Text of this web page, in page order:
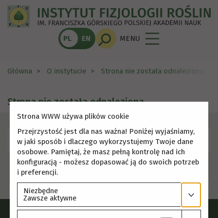
PL EN MENU
Główna O instytucie Strona nie została odnaleziona
Strona nie została odnaleziona
Skorzystaj z menu, aby wybrać inną stronę.
Strona WWW używa plików cookie
Przejrzystość jest dla nas ważna! Poniżej wyjaśniamy,
w jaki sposób i dlaczego wykorzystujemy Twoje dane
osobowe. Pamiętaj, że masz pełną kontrolę nad ich
konfiguracją - możesz dopasować ją do swoich potrzeb
i preferencji.
Niezbędne
Zawsze aktywne